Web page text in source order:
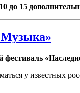
до 15
Музыка»
фестиваль
у известных